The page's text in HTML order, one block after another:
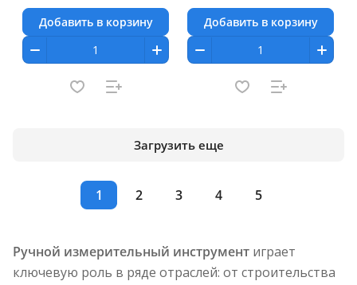
Добавить в корзину Добавить в корзину
Загрузить еще
1 2 3 4 5
Ручной измерительный инструмент играет
ключевую роль в ряде отраслей: от строительства